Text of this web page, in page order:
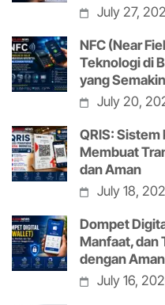
July 27,
NFC (Near
Teknologi di
yang
July 20,
QRIS: Sistem
Membuat
dan Aman
July 18,
Dompet
Manfaat, dan
dengan Aman
July 16,